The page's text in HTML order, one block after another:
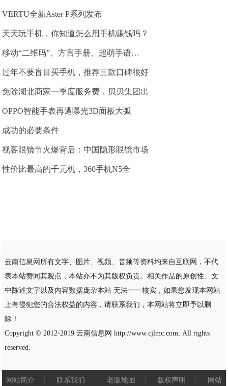
VERTU全新Aster P系列发布
天天玩手机，你知道怎么用手机赚钱吗？
移动“二维码”、方言手册、超萌手语…
过年不要盲目买手机，推荐三款口碑很好
免除湖北商家一季度服务费，贝贝集团出
OPPO智能手表再遭曝光3D面板大弧
成功的必要条件
视客眼镜节火爆背后：中国隐形眼镜市场
性价比最高的千元机，360手机N5全
云南信息网所有文字、图片、视频、音频等资料均来自互联网，不代
表本站赞同其观点，本站亦不为其版权负责。相关作品的原创性、文
中陈述文字以及内容数据庞杂本站 无法一一核实，如果您发现本网站
上有侵犯您的合法权益的内容，请联系我们，本网站将立即予以删
除！
Copyright © 2012-2019 云南信息网 http://www.cjlmc.com, All rights
reserved.
网站简介 联系我们 老版地图 版权声明 网站